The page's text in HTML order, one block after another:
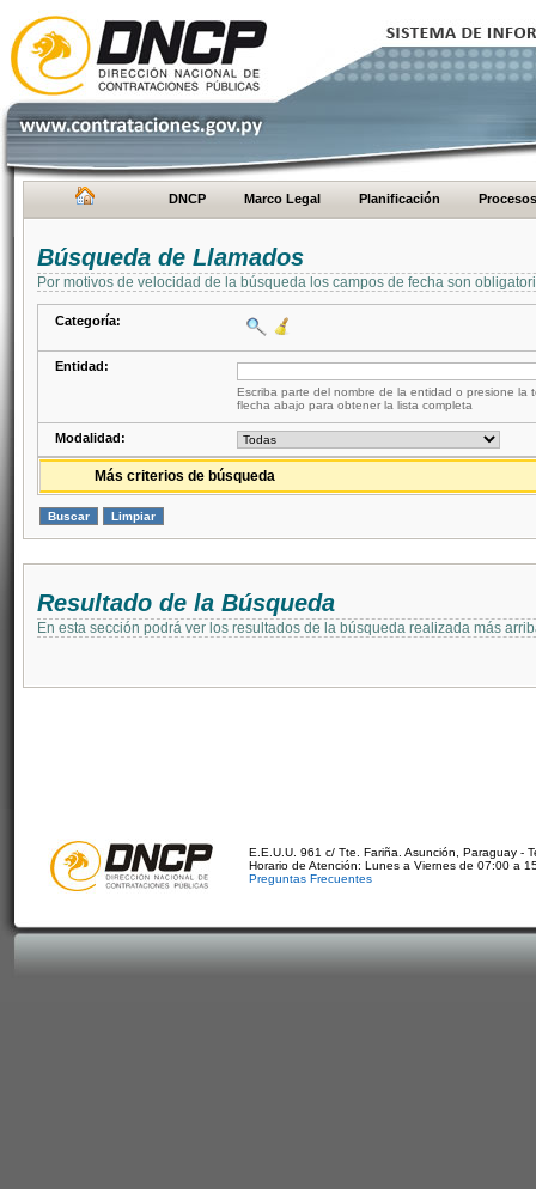
DNCP Marco Legal Planificación Procesos
Búsqueda de Llamados
Por motivos de velocidad de la búsqueda los campos de fecha son
Categoría:
Entidad:
Escriba parte del nombre de la entidad o presione la
flecha abajo para obtener la lista completa
Modalidad:
Más criterios de búsqueda
Resultado de la Búsqueda
En esta sección podrá ver los resultados de la búsqueda realizada más
E.E.U.U. 961 c/ Tte. Fariña. Asunción, Paraguay -
Horario de Atención: Lunes a Viernes de 07:00 a
Preguntas Frecuentes